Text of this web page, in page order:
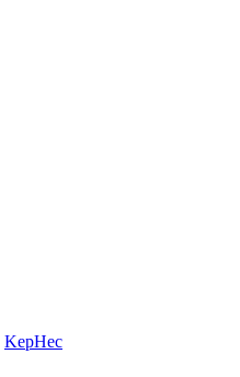
KepHec